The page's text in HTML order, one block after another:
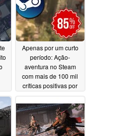
Apenas por um curto
período: Ação-
aventura no Steam
com mais de 100 mil
críticas positivas por